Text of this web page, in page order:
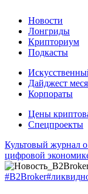
Новости
Лонгриды
Крипториум
Подкасты
Дайджест
Корпораты
Цены
Спецпроекты
Культовый журнал
цифровой
#B2Broker